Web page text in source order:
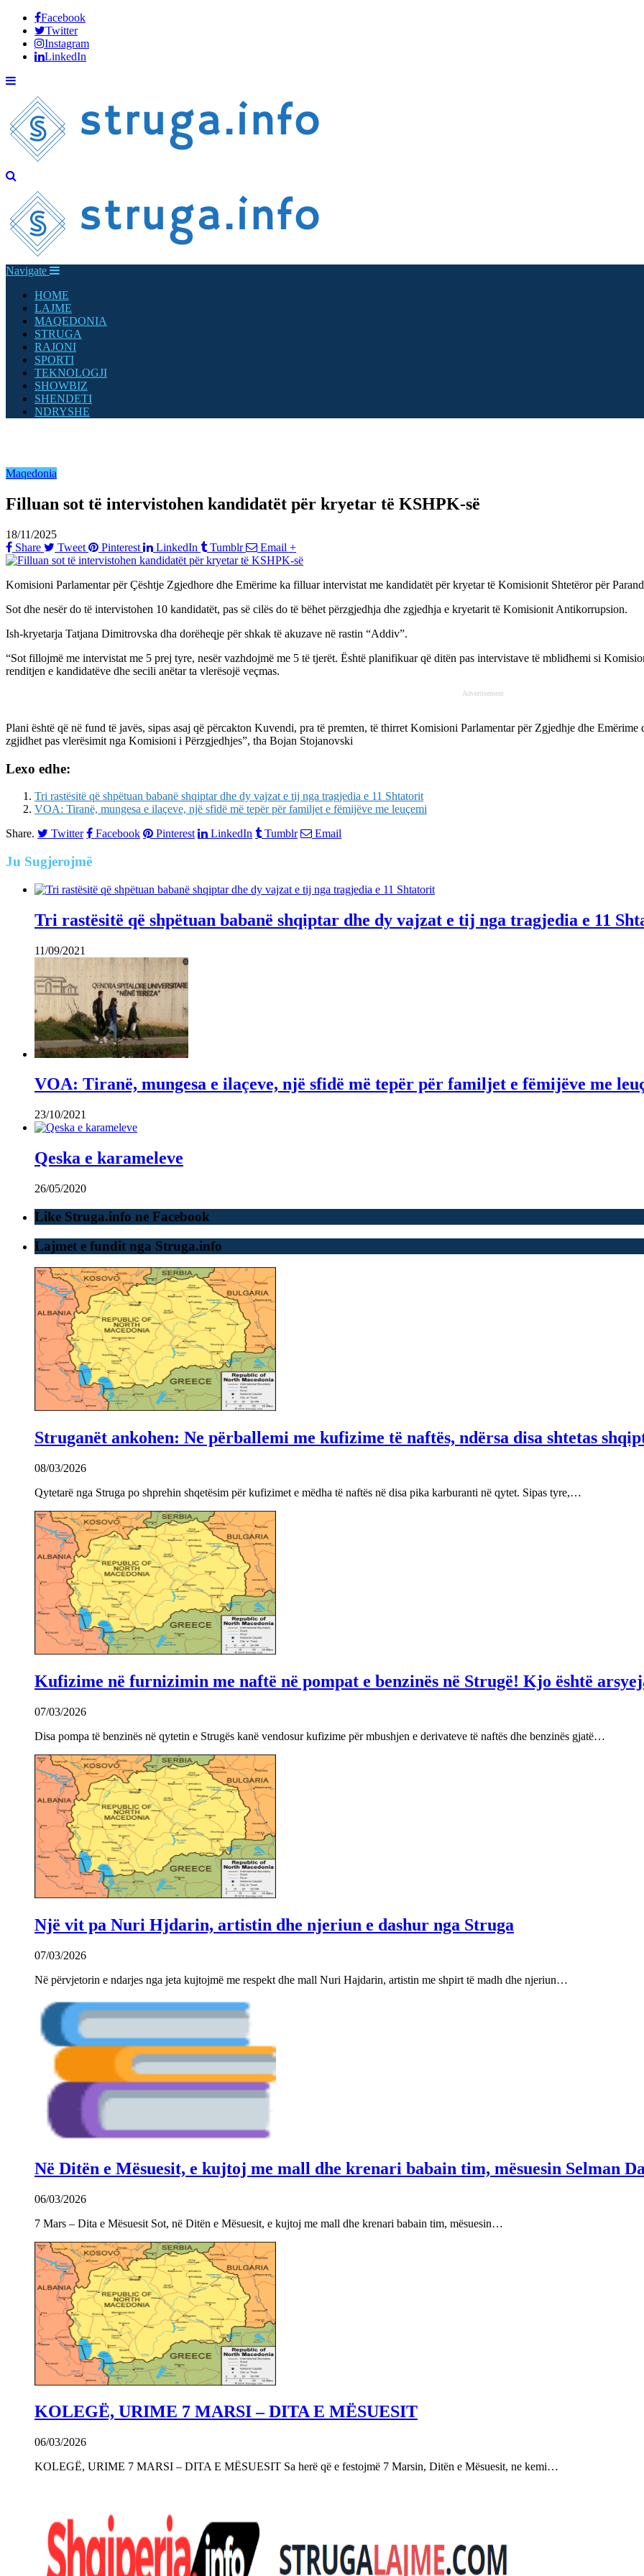
Facebook
Twitter
Instagram
LinkedIn
Navigate
HOME
LAJME
MAQEDONIA
STRUGA
RAJONI
SPORTI
TEKNOLOGJI
SHOWBIZ
SHENDETI
NDRYSHE
Maqedonia
Filluan sot të intervistohen kandidatët për kryetar të KSHPK-së
18/11/2025
Share
Tweet Pinterest LinkedIn Tumblr Email +
Komisioni Parlamentar për Çështje Zgjedhore dhe Emërime ka filluar intervistat me kandidatët për kryetar të Komisionit Shtetëror për
Sot dhe nesër do të intervistohen 10 kandidatët, pas së cilës do të bëhet përzgjedhja dhe zgjedhja e kryetarit të Komisionit Antikorrupsion.
Ish-kryetarja Tatjana Dimitrovska dha dorëheqje për shkak të akuzave në rastin “Addiv”.
“Sot fillojmë me intervistat me 5 prej tyre, nesër vazhdojmë me 5 të tjerët. Është planifikuar që ditën pas intervistave të mblidhemi si
renditjen e kandidatëve dhe secili anëtar ta vlerësojë veçmas.
Advertisement
Plani është që në fund të javës, sipas asaj që përcakton Kuvendi, pra të premten, të thirret Komisioni Parlamentar për Zgjedhje dhe
zgjidhet pas vlerësimit nga Komisioni i Përzgjedhjes”, tha Bojan Stojanovski
Lexo edhe:
Tri rastësitë që shpëtuan babanë shqiptar dhe dy vajzat e tij nga tragjedia e 11 Shtatorit
VOA: Tiranë, mungesa e ilaçeve, një sfidë më tepër për familjet e fëmijëve me leuçemi
Share.
Twitter Facebook Pinterest LinkedIn Tumblr Email
Ju Sugjerojmë
Tri rastësitë që shpëtuan babanë shqiptar dhe dy vajzat e tij nga tragjedia e 11
11/09/2021
VOA: Tiranë, mungesa e ilaçeve, një sfidë më tepër për familjet e fëmijëve me
23/10/2021
Qeska e karameleve
26/05/2020
Like Struga.info ne Facebook
Lajmet e fundit nga Struga.info
Struganët ankohen: Ne përballemi me kufizime të naftës, ndërsa disa shtetas
08/03/2026
Qytetarë nga Struga po shprehin shqetësim për kufizimet e mëdha të naftës në disa pika karburanti në qytet. Sipas tyre,…
Kufizime në furnizimin me naftë në pompat e benzinës në Strugë! Kjo është
07/03/2026
Disa pompa të benzinës në qytetin e Strugës kanë vendosur kufizime për mbushjen e derivateve të naftës dhe benzinës gjatë…
Një vit pa Nuri Hjdarin, artistin dhe njeriun e dashur nga Struga
07/03/2026
Në përvjetorin e ndarjes nga jeta kujtojmë me respekt dhe mall Nuri Hajdarin, artistin me shpirt të madh dhe njeriun…
Në Ditën e Mësuesit, e kujtoj me mall dhe krenari babain tim, mësuesin Selman
06/03/2026
7 Mars – Dita e Mësuesit Sot, në Ditën e Mësuesit, e kujtoj me mall dhe krenari babain tim, mësuesin…
KOLEGË, URIME 7 MARSI – DITA E MËSUESIT
06/03/2026
KOLEGË, URIME 7 MARSI – DITA E MËSUESIT Sa herë që e festojmë 7 Marsin, Ditën e Mësuesit, ne kemi…